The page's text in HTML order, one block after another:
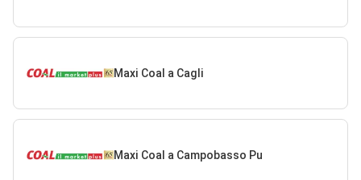
Maxi Coal a Cagli
Maxi Coal a Campobasso Pu